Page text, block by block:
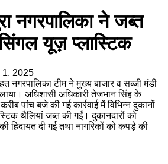
नगरपालिका ने जब्त
यूज़ प्लास्टिक
1, 2025
नगरपालिका टीम ने मुख्य बाजार व सब्जी मंडी
अधिशासी अधिकारी तेजभान सिंह के
पांच बजे की गई कार्रवाई में विभिन्न दुकानों
थैलियां जब्त की गईं। दुकानदारों को
हिदायत दी गई तथा नागरिकों को कपड़े की